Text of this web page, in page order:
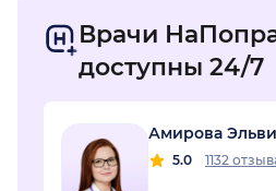
Врачи
доступны 24/7
Амирова
5.0 1132